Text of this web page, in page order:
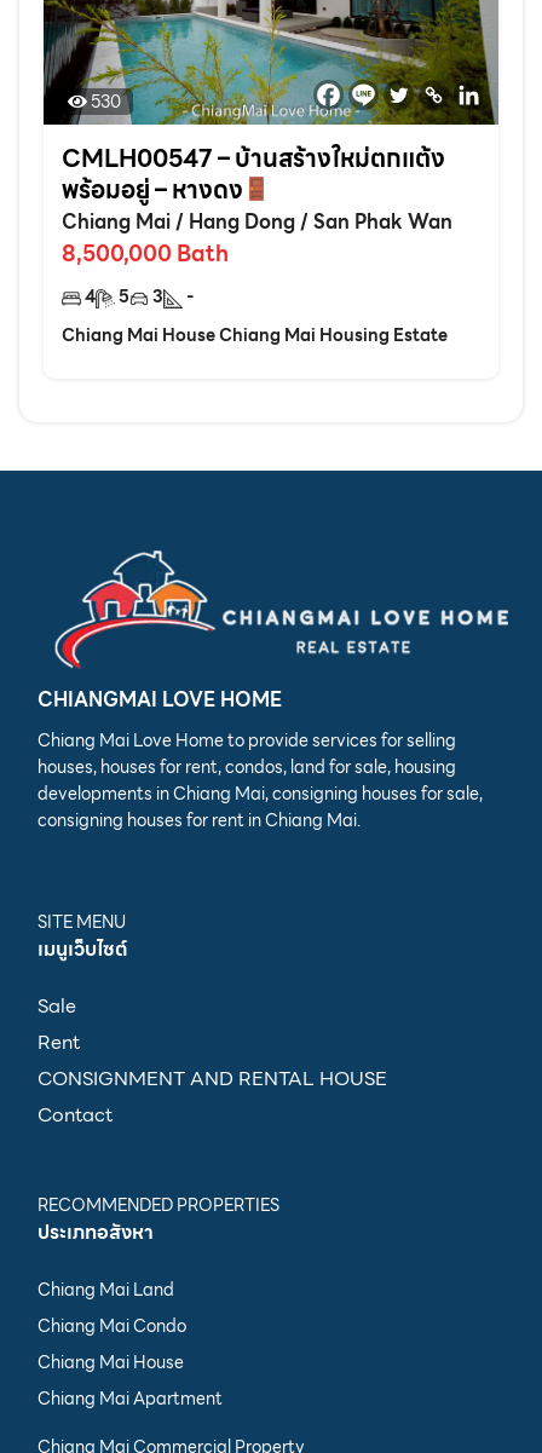
530
CMLH00547 – บ้านสร้างใหม่ตกแต้ง
พร้อมอยู่ – หางดง
Chiang Mai/ Hang Dong/San Phak Wan
8,500,000 Bath
4 5 3
-
Chiang Mai House Chiang Mai Housing Estate
CHIANGMAI LOVE HOME
Chiang Mai Love Home to provide services for selling
houses, houses for rent, condos, land for sale, housing
developments in Chiang Mai, consigning houses for sale,
consigning houses for rent in Chiang Mai.
SITE MENU
เมนูเว็บไซต์
Sale
Rent
CONSIGNMENT AND RENTAL HOUSE
Contact
RECOMMENDED PROPERTIES
ประเภทอสังหา
Chiang Mai Land
Chiang Mai Condo
Chiang Mai House
Chiang Mai Apartment
Chiang Mai Commercial Property